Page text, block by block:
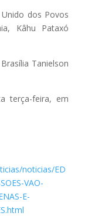
dos Povos
Kâhu Pataxó
Tanielson
terça-feira, em
noticias/ED
VAO-
E-